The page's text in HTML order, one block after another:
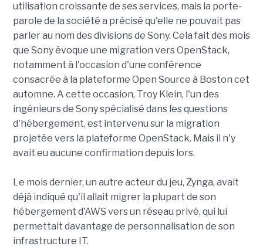
utilisation croissante de ses services, mais la porte-
parole de la société a précisé qu'elle ne pouvait pas
parler au nom des divisions de Sony. Cela fait des mois
que Sony évoque une migration vers OpenStack,
notamment à l'occasion d'une conférence
consacrée à la plateforme Open Source à Boston cet
automne. A cette occasion, Troy Klein, l'un des
ingénieurs de Sony spécialisé dans les questions
d'hébergement, est intervenu sur la migration
projetée vers la plateforme OpenStack. Mais il n'y
avait eu aucune confirmation depuis lors.
Le mois dernier, un autre acteur du jeu, Zynga, avait
déjà indiqué qu'il allait migrer la plupart de son
hébergement d'AWS vers un réseau privé, qui lui
permettait davantage de personnalisation de son
infrastructure IT.